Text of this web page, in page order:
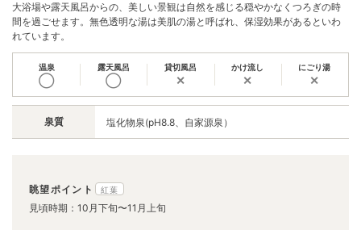
大浴場や露天風呂からの、美しい景観は自然を感じる穏やかなくつろぎの時
間を過ごせます。無色透明な湯は美肌の湯と呼ばれ、保湿効果があるといわ
れています。
温泉
◯
露天風呂
◯
貸切風呂
✕
かけ流し
✕
にごり湯
✕
泉質 塩化物泉(pH8.8、自家源泉）
眺望ポイント 紅葉
見頃時期：10月下旬〜11月上旬